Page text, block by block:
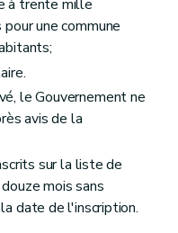
à trente mille
une commune
le Gouvernement ne
avis de la
sur la liste de
mois sans
date de l'inscription.